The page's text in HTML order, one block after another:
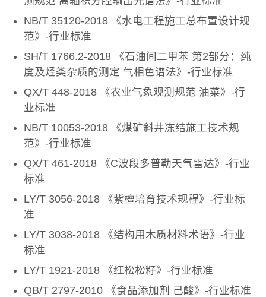
NB/T 35120-2018 《水电工程施工总布置设计规
范》-行业标准
SH/T 1766.2-2018 《石油间二甲苯 第2部分：纯
度及烃类杂质的测定 气相色谱法》-行业标准
QX/T 448-2018 《农业气象观测规范 油菜》-行
业标准
NB/T 10053-2018 《煤矿斜井冻结施工技术规
范》-行业标准
QX/T 461-2018 《C波段多普勒天气雷达》-行业
标准
LY/T 3056-2018 《紫檀培育技术规程》-行业标
准
LY/T 3038-2018 《结构用木质材料术语》-行业
标准
LY/T 1921-2018 《红松松籽》-行业标准
QB/T 2797-2010 《食品添加剂 己酸》-行业标准